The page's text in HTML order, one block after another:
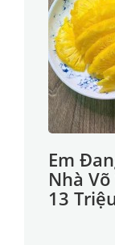
Em
Nhà
13